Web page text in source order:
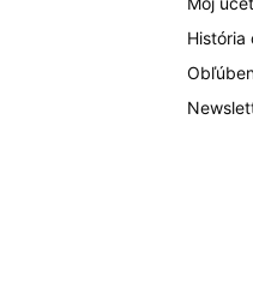
História